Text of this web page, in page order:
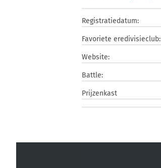
Registratiedatum:
Favoriete eredivisieclub:
Website:
Battle:
Prijzenkast